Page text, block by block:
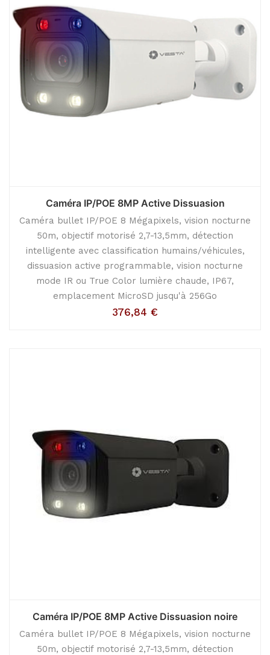
Caméra IP/POE 8MP Active Dissuasion
Caméra bullet IP/POE 8 Mégapixels, vision nocturne
50m, objectif motorisé 2,7-13,5mm, détection
intelligente avec classification humains/véhicules,
dissuasion active programmable, vision nocturne
mode IR ou True Color lumière chaude, IP67,
emplacement MicroSD jusqu'à 256Go
376,84 €
Caméra IP/POE 8MP Active Dissuasion noire
Caméra bullet IP/POE 8 Mégapixels, vision nocturne
50m, objectif motorisé 2,7-13,5mm, détection